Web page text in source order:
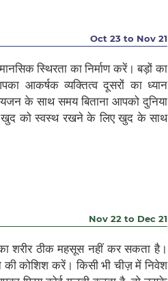
Oct 23 to Nov 21
स्थिरता का निर्माण करें। बड़ों का
आकर्षक व्यक्तित्व दूसरों का ध्यान
के साथ समय बिताना आपको दुनिया
खुद को स्वस्थ रखने के लिए खुद के साथ
Nov 22 to Dec 21
शरीर ठीक महसूस नहीं कर सकता है।
की कोशिश करें। किसी भी चीज़ में निवेश